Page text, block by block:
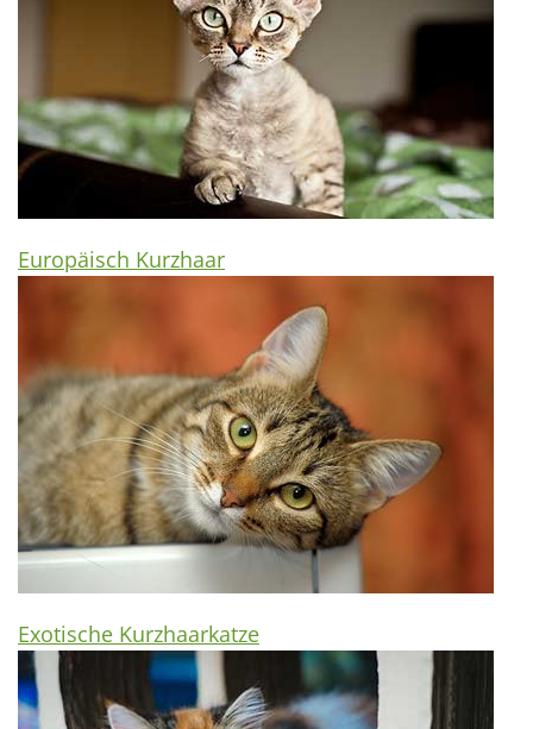
Europäisch Kurzhaar
Exotische Kurzhaarkatze